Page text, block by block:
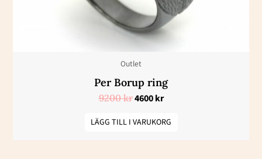
Outlet
Per Borup ring
9200kr4600kr
LÄGG TILL I VARUKORG